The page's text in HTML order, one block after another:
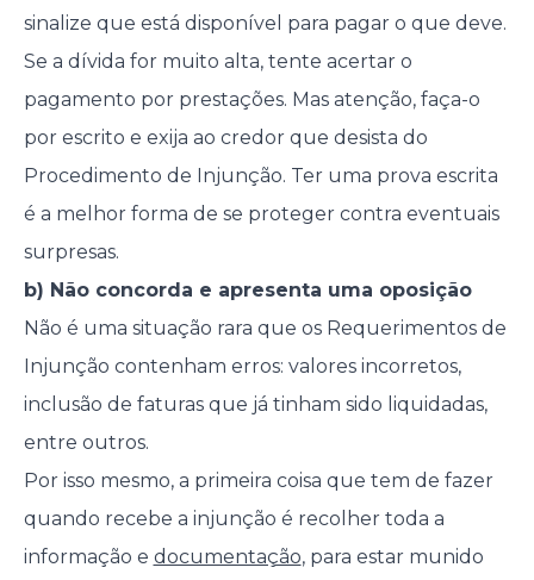
sinalize que está disponível para pagar o que deve.
Se a dívida for muito alta, tente acertar o
pagamento por prestações. Mas atenção, faça-o
por escrito e exija ao credor que desista do
Procedimento de Injunção. Ter uma prova escrita
é a melhor forma de se proteger contra eventuais
surpresas.
b) Não concorda e apresenta uma oposição
Não é uma situação rara que os Requerimentos de
Injunção contenham erros: valores incorretos,
inclusão de faturas que já tinham sido liquidadas,
entre outros.
Por isso mesmo, a primeira coisa que tem de fazer
quando recebe a injunção é recolher toda a
informação e documentação, para estar munido